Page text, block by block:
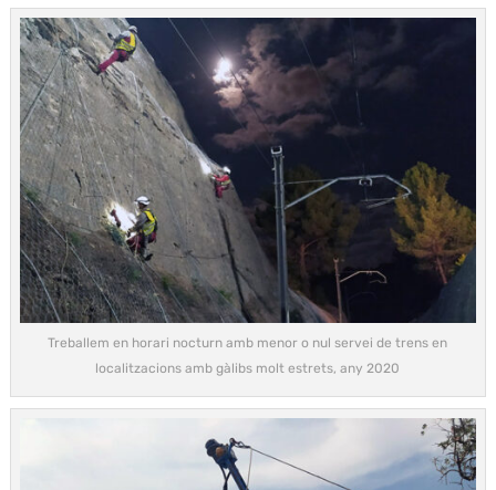
Treballem en horari nocturn amb menor o nul servei de trens en
localitzacions amb gàlibs molt estrets, any 2020